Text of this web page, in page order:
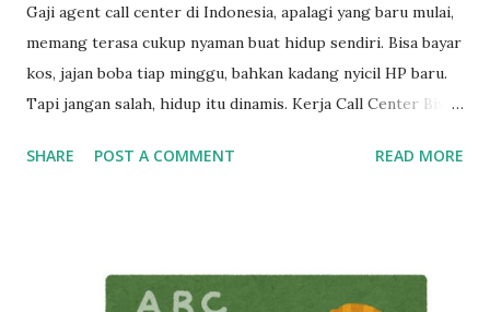
Gaji agent call center di Indonesia, apalagi yang baru mulai,
memang terasa cukup nyaman buat hidup sendiri. Bisa bayar
kos, jajan boba tiap minggu, bahkan kadang nyicil HP baru.
Tapi jangan salah, hidup itu dinamis. Kerja Call Center Bisa
dari itu, kalau sekarang masih betah kerja sebagai customer
Raya” Tahun 2013, seorang anak muda umur 20 tahun kerja
SHARE POST A COMMENT READ MORE